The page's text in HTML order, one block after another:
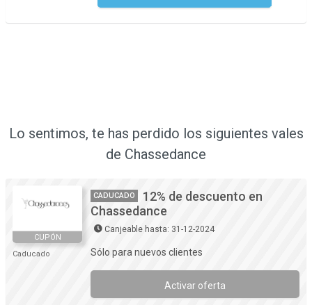
Lo sentimos, te has perdido los siguientes vales
de Chassedance
CUPÓN
Caducado
CADUCADO
12% de descuento en
Chassedance
Canjeable hasta: 31-12-2024
Sólo para nuevos clientes
Activar oferta